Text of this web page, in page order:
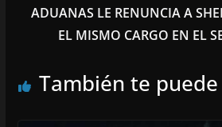
ADUANAS LE RENUNCIA A
EL MISMO CARGO EN EL
También te